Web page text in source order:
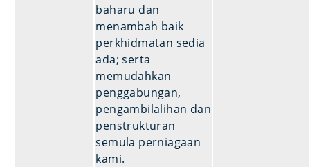
baharu dan
menambah baik
perkhidmatan sedia
ada; serta
memudahkan
penggabungan,
pengambilalihan dan
penstrukturan
semula perniagaan
kami.